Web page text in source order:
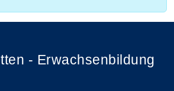
- Erwachsenbildung